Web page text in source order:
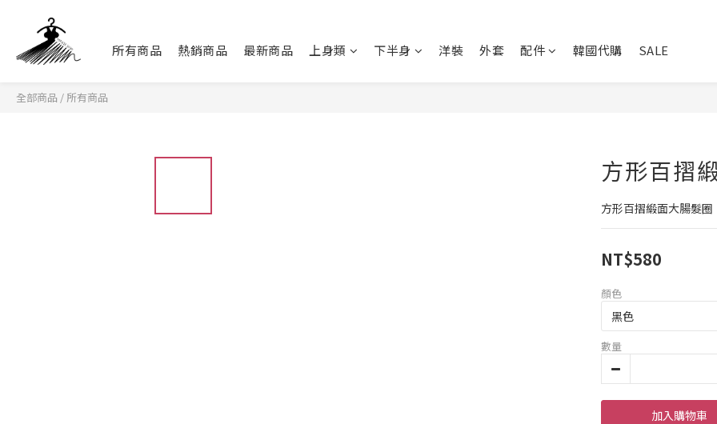
所有商品 熱銷商品 最新商品 上身類 下半身 洋裝 外套 配件 韓國代購 SALE
全部商品 / 所有商品
方形百摺
方形百摺緞面大腸髮圈
NT$580
顏色
數量
加入購物車